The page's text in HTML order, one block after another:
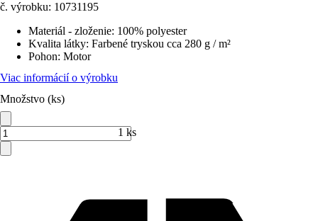
č. výrobku: 10731195
Materiál - zloženie: 100% polyester
Kvalita látky: Farbené tryskou cca 280 g / m²
Pohon: Motor
Viac informácií o výrobku
Množstvo (ks)
1 ks